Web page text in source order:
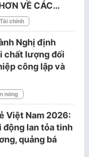
VỀ CÁC…
chính
Nghị định
chất lượng đối
công lập và
nóng
Việt Nam 2026:
lan tỏa tinh
quảng bá